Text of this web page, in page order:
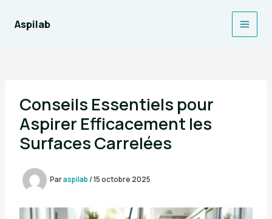
contenu
Aspilab
Main
Conseils Essentiels pour
Aspirer Efficacement les
Surfaces Carrelées
Paraspilab/15 octobre 2025